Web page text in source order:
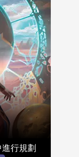
行規劃